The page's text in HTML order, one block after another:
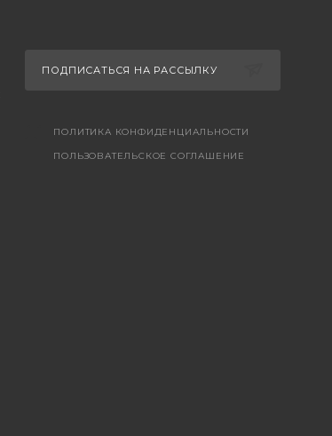
ПОДПИСАТЬСЯ НА РАССЫЛКУ
ПОЛИТИКА КОНФИДЕНЦИАЛЬНОСТИ
ПОЛЬЗОВАТЕЛЬСКОЕ СОГЛАШЕНИЕ